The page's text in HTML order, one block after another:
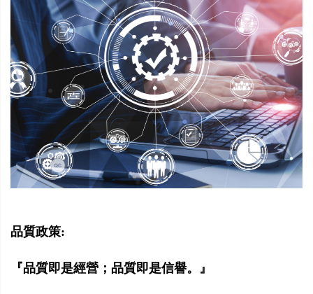
品質政策:
『品質即是經營；品質即是信譽。』